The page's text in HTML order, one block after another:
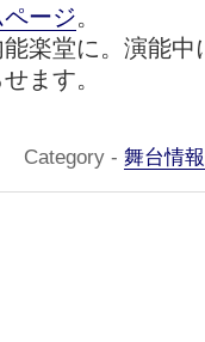
ージ。
楽堂に。演能中
ます。
Category - 舞台情報